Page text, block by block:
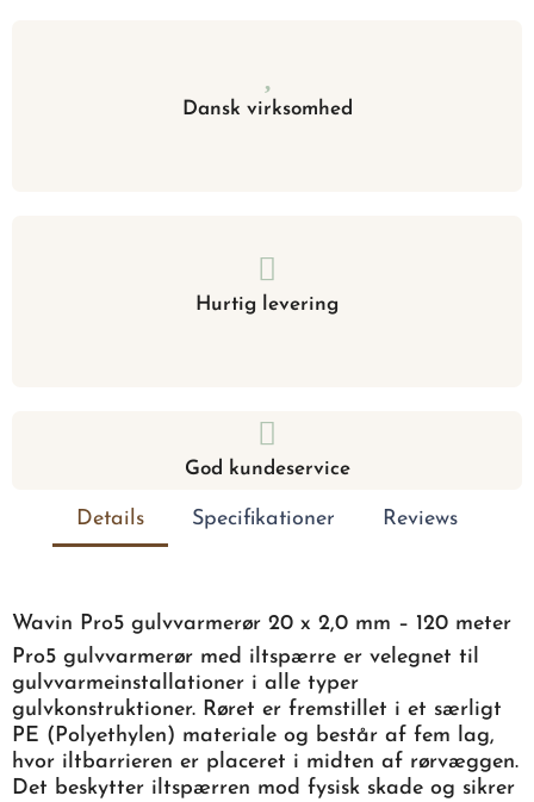
Dansk virksomhed
Hurtig levering
God kundeservice
Details Specifikationer Reviews
Wavin Pro5 gulvvarmerør 20 x 2,0 mm – 120 meter
Pro5 gulvvarmerør med iltspærre er velegnet til
gulvvarmeinstallationer i alle typer
gulvkonstruktioner. Røret er fremstillet i et særligt
PE (Polyethylen) materiale og består af fem lag,
hvor iltbarrieren er placeret i midten af rørvæggen.
Det beskytter iltspærren mod fysisk skade og sikrer